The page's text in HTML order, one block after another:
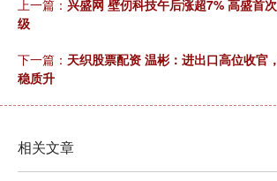
上一篇： 兴盛网 壁仞科技午后涨超7% 高盛首
级
下一篇： 天织股票配资 温彬：进出口高位收官
稳质升
相关文章